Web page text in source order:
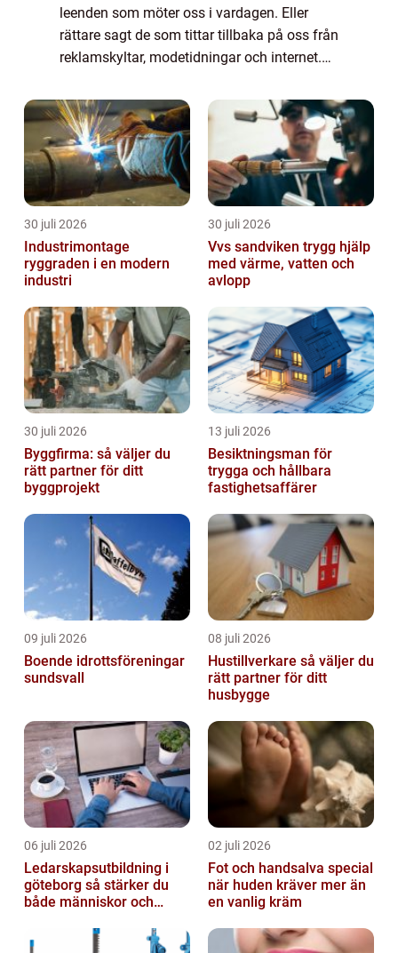
leenden som möter oss i vardagen. Eller
rättare sagt de som tittar tillbaka på oss från
reklamskyltar, modetidningar och internet.
30 juli 2026
Industrimontage
ryggraden i en modern
industri
30 juli 2026
Vvs sandviken trygg hjälp
med värme, vatten och
avlopp
30 juli 2026
Byggfirma: så väljer du
rätt partner för ditt
byggprojekt
13 juli 2026
Besiktningsman för
trygga och hållbara
fastighetsaffärer
09 juli 2026
Boende idrottsföreningar
sundsvall
08 juli 2026
Hustillverkare så väljer du
rätt partner för ditt
husbygge
06 juli 2026
Ledarskapsutbildning i
göteborg så stärker du
både människor och
02 juli 2026
Fot och handsalva special
när huden kräver mer än
en vanlig kräm